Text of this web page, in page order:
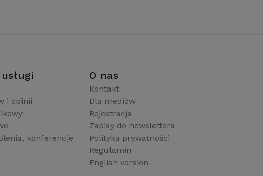
i opinii
konferencje
O nas
Kontakt
Dla mediów
Rejestracja
Zapisy do newslettera
Polityka prywatności
Regulamin
English version